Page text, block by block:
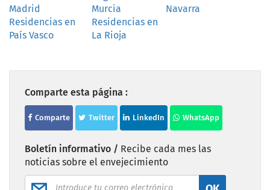
Madrid
Murcia
Navarra
Residencias en
País Vasco
Residencias en
La Rioja
Comparte esta página :
Comparte Twitter LinkedIn WhatsApp
Boletín informativo / Recibe cada mes las
noticias sobre el envejecimiento